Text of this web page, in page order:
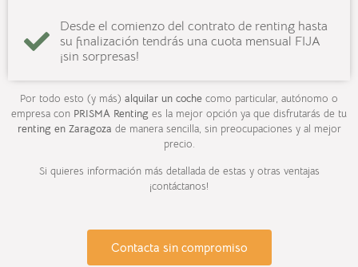
Desde el comienzo del contrato de renting hasta
su finalización tendrás una cuota mensual FIJA
¡sin sorpresas!
Por todo esto (y más) alquilar un coche como particular, autónomo o
empresa con PRISMA Renting es la mejor opción ya que disfrutarás de tu
renting en Zaragoza de manera sencilla, sin preocupaciones y al mejor
precio.
Si quieres información más detallada de estas y otras ventajas
¡contáctanos!
Contacta sin compromiso